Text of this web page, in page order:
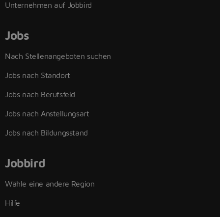
Unternehmen auf Jobbird
Jobs
Nach Stellenangeboten suchen
Jobs nach Standort
Jobs nach Berufsfeld
Jobs nach Anstellungsart
Jobs nach Bildungsstand
Jobbird
Wähle eine andere Region
Hilfe